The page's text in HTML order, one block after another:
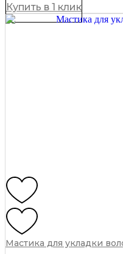
Купить в 1 клик
Мастика для укладки